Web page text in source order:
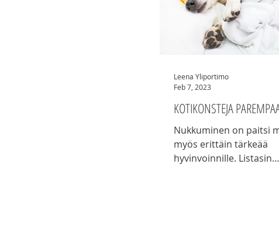
KOTIKONSTEJA
Nukkuminen on paitsi
myös erittäin tärkeää
hyvinvoinnille. Listasin
Leena Yliportimo
Feb 7, 2023